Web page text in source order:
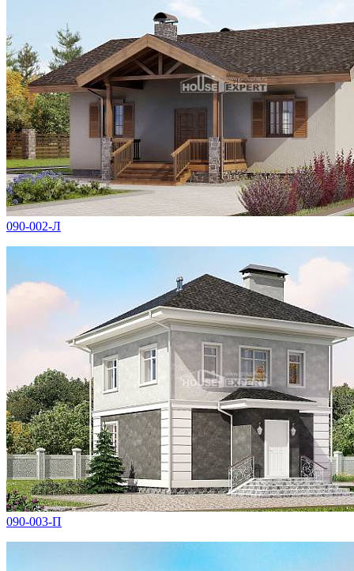
090-002-Л
090-003-П